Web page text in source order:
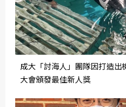
成大「討海人」團隊因打造出
大會頒發最佳新人獎